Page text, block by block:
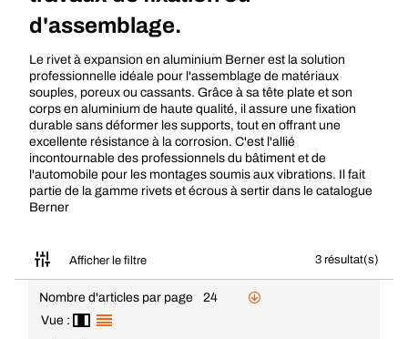
d'assemblage.
Le rivet à expansion en aluminium Berner est la solution
professionnelle idéale pour l'assemblage de matériaux
souples, poreux ou cassants. Grâce à sa tête plate et son
corps en aluminium de haute qualité, il assure une fixation
durable sans déformer les supports, tout en offrant une
excellente résistance à la corrosion. C'est l'allié
incontournable des professionnels du bâtiment et de
l'automobile pour les montages soumis aux vibrations. Il fait
partie de la gamme rivets et écrous à sertir dans le catalogue
Berner
Afficher le filtre 3 résultat(s)
Nombre d'articles par page
24
Vue :